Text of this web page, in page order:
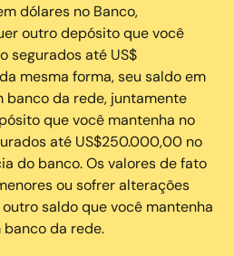
dólares no Banco,
outro depósito que você
segurados até US$
mesma forma, seu saldo em
banco da rede, juntamente
que você mantenha no
até US$250.000,00 no
do banco. Os valores de fato
ou sofrer alterações
saldo que você mantenha
da rede.